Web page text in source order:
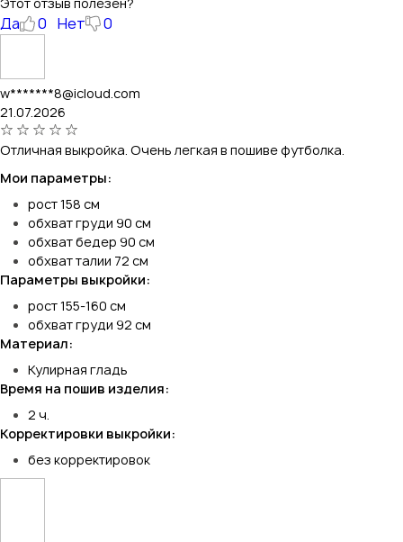
Да 0 Нет 0
w*******8@icloud.com
21.07.2026
Отличная выкройка. Очень легкая в пошиве футболка.
Мои параметры:
рост 158 см
обхват груди 90 см
обхват бедер 90 см
обхват талии 72 см
Параметры выкройки:
рост 155-160 см
обхват груди 92 см
Материал:
Кулирная гладь
Время на пошив изделия:
2 ч.
Корректировки выкройки:
без корректировок